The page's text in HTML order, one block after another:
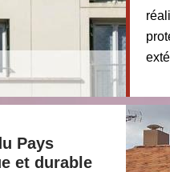
Pays
et durable